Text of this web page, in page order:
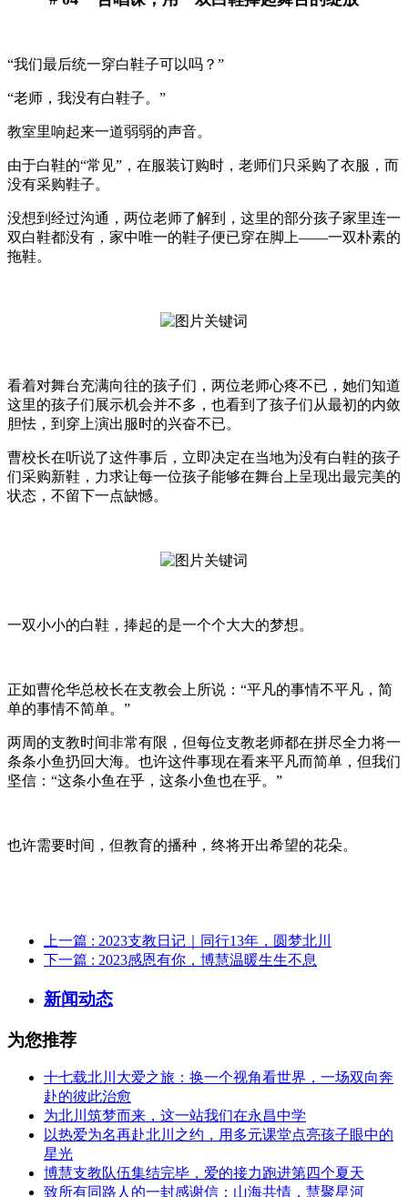
“我们最后统一穿白鞋子可以吗？”
“老师，我没有白鞋子。”
教室里响起来一道弱弱的声音。
由于白鞋的“常见”，在服装订购时，老师们只采购了衣服，而
没有采购鞋子。
没想到经过沟通，两位老师了解到，这里的部分孩子家里连一
双白鞋都没有，家中唯一的鞋子便已穿在脚上——一双朴素的
拖鞋。
看着对舞台充满向往的孩子们，两位老师心疼不已，她们知道
这里的孩子们展示机会并不多，也看到了孩子们从最初的内敛
胆怯，到穿上演出服时的兴奋不已。
曹校长在听说了这件事后，立即决定在当地为没有白鞋的孩子
们采购新鞋，力求让每一位孩子能够在舞台上呈现出最完美的
状态，不留下一点缺憾。
一双小小的白鞋，捧起的是一个个大大的梦想。
正如曹伦华总校长在支教会上所说：“平凡的事情不平凡，简
单的事情不简单。”
两周的支教时间非常有限，但每位支教老师都在拼尽全力将一
条条小鱼扔回大海。也许这件事现在看来平凡而简单，但我们
坚信：“这条小鱼在乎，这条小鱼也在乎。”
也许需要时间，但教育的播种，终将开出希望的花朵。
上一篇 : 2023支教日记｜同行13年，圆梦北川
下一篇 : 2023感恩有你，博慧温暖生生不息
新闻动态
为您推荐
十七载北川大爱之旅：换一个视角看世界，一场双向奔
赴的彼此治愈
为北川筑梦而来，这一站我们在永昌中学
以热爱为名再赴北川之约，用多元课堂点亮孩子眼中的
星光
博慧支教队伍集结完毕，爱的接力跑进第四个夏天
致所有同路人的一封感谢信：山海共情，慧聚星河